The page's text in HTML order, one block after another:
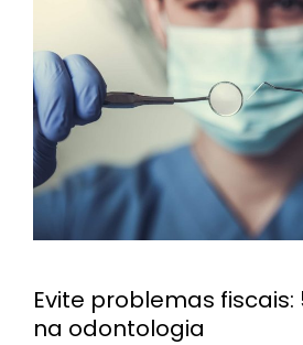
Evite problemas
na odontologia